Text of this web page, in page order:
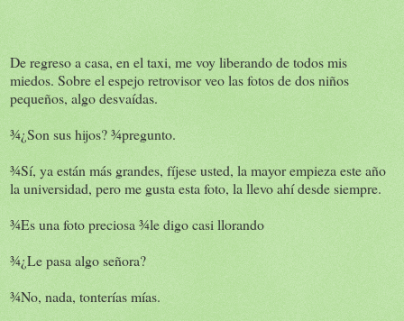
De regreso a casa, en el taxi, me voy liberando de todos mis
miedos. Sobre el espejo retrovisor veo las fotos de dos niños
pequeños, algo desvaídas.
¾¿Son sus hijos? ¾pregunto.
¾Sí, ya están más grandes, fíjese usted, la mayor empieza este año
la universidad, pero me gusta esta foto, la llevo ahí desde siempre.
¾Es una foto preciosa ¾le digo casi llorando
¾¿Le pasa algo señora?
¾No, nada, tonterías mías.